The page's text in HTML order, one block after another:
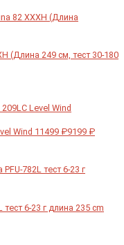
(Длина 249 см, тест 30-180
Wind 11499 ₽9199 ₽
6-23 г длина 235 cm